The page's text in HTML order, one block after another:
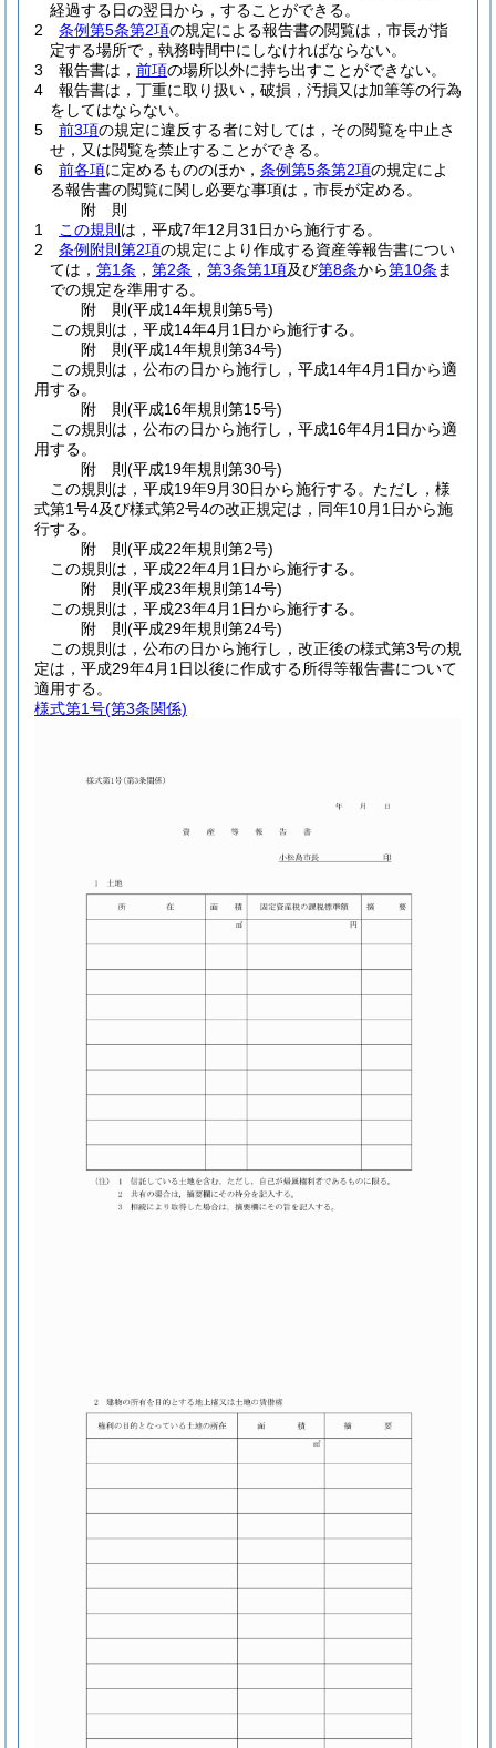
経過する日の翌日から，することができる。
2
条例第5条第2項の規定による報告書の閲覧は，市長が指
定する場所で，執務時間中にしなければならない。
3
報告書は， 前項の場所以外に持ち出すことができない。
4
報告書は，丁重に取り扱い，破損，汚損又は加筆等の行為
をしてはならない。
5
前3項の規定に違反する者に対しては，その閲覧を中止さ
せ，又は閲覧を禁止することができる。
6
前各項に定めるもののほか， 条例第5条第2項の規定によ
る報告書の閲覧に関し必要な事項は，市長が定める。
附 則
1
この規則 は，平成7年12月31日から施行する。
2
条例附則第2項の規定により作成する資産等報告書につい
ては， 第1条 ， 第2条 ， 第3条第1項及び第8条から第10条 ま
での規定を準用する。
附 則(平成14年規則第5号)
この規則は，平成14年4月1日から施行する。
附 則(平成14年規則第34号)
この規則は，公布の日から施行し，平成14年4月1日から適
用する。
附 則(平成16年規則第15号)
この規則は，公布の日から施行し，平成16年4月1日から適
用する。
附 則(平成19年規則第30号)
この規則は，平成19年9月30日から施行する。 ただし，様
式第1号4及び様式第2号4の改正規定は，同年10月1日から施
行する。
附 則(平成22年規則第2号)
この規則は，平成22年4月1日から施行する。
附 則(平成23年規則第14号)
この規則は，平成23年4月1日から施行する。
附 則(平成29年規則第24号)
この規則は，公布の日から施行し，改正後の様式第3号の規
定は，平成29年4月1日以後に作成する所得等報告書について
適用する。
様式第1号(第3条関係)